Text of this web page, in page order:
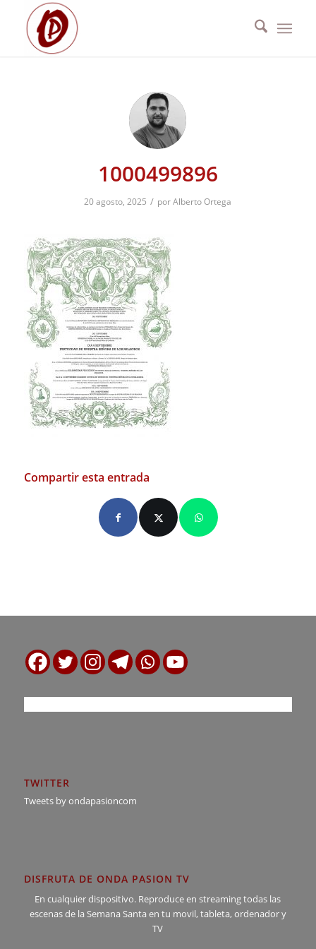
1000499896
20 agosto, 2025 / porAlberto Ortega
Compartir esta entrada
TWITTER
Tweets by ondapasioncom
DISFRUTA DE ONDA PASION TV
En cualquier dispositivo. Reproduce en streaming todas las
escenas de la Semana Santa en tu movil, tableta, ordenador y
TV